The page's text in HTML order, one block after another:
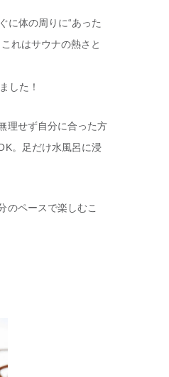
に体の周りに“あった
れはサウナの熱さと
した！
理せず自分に合った方
。足だけ水風呂に浸
のペースで楽しむこ